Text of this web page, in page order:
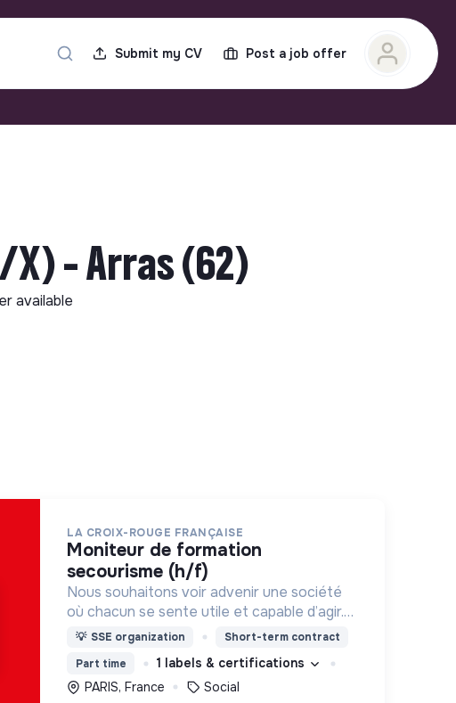
Submit my CV Post a job offer
- Arras (62)
available
LA CROIX-ROUGE FRANÇAISE
moniteur de formation
secourisme (h/f)
Nous souhaitons voir advenir une société
où chacun se sente utile et capable d’agir.
Pour cela, nous proposons des moyens et
adaptés à tous.
💡 SSE organization
Short-term contract
Part time
1 labels & certifications
PARIS, France
Social